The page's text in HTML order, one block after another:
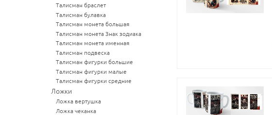
Талисман браслет
Талисман булавка
Талисман монета большая
Талисман монета Знак зодиака
Талисман монета именная
Талисман подвеска
Талисман фигурки большие
Талисман фигурки малые
Талисман фигурки средние
Ложки
Ложка вертушка
Ложка чеканка